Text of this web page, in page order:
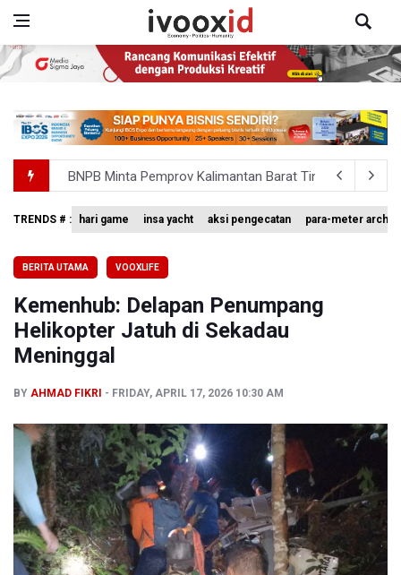
BNPB Minta Pemprov Kalimantan Barat Tinjau Kembali
Kemensos Targetkan 150 Ribu Siswa Masuk Program
Tim 9 Kejagung Periksa Febrie Adransayah sebagai
BPIP: Satu Siswa Sekolah Rakyat Jadi Calon Paskibraka
TRENDS # : hari game insa yacht aksi pengecatan para-meter
BERITA UTAMA VOOXLIFE
Kemenhub: Delapan Penumpang
Helikopter Jatuh di Sekadau
Meninggal
BY AHMAD FIKRI FRIDAY, APRIL 17, 2026 10:30 AM